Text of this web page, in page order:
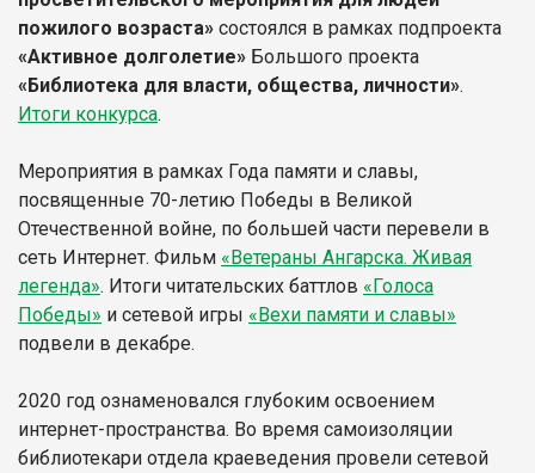
пожилого возраста» состоялся в рамках подпроекта
«Активное долголетие» Большого проекта
«Библиотека для власти, общества, личности».
Итоги конкурса.
Мероприятия в рамках Года памяти и славы,
посвященные 70-летию Победы в Великой
Отечественной войне, по большей части перевели в
сеть Интернет. Фильм «Ветераны Ангарска. Живая
легенда». Итоги читательских баттлов «Голоса
Победы» и сетевой игры «Вехи памяти и славы»
подвели в декабре.
2020 год ознаменовался глубоким освоением
интернет-пространства. Во время самоизоляции
библиотекари отдела краеведения провели сетевой